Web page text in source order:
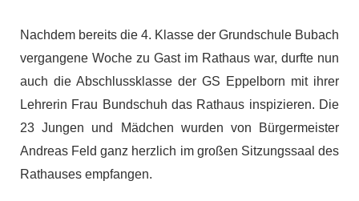
Nachdem bereits die 4. Klasse der Grundschule Bubach
vergangene Woche zu Gast im Rathaus war, durfte nun
auch die Abschlussklasse der GS Eppelborn mit ihrer
Lehrerin Frau Bundschuh das Rathaus inspizieren. Die
23 Jungen und Mädchen wurden von Bürgermeister
Andreas Feld ganz herzlich im großen Sitzungssaal des
Rathauses empfangen.